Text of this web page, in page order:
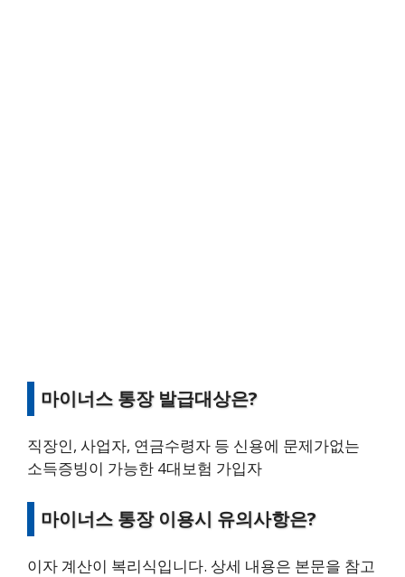
마이너스 통장 발급대상은?
직장인, 사업자, 연금수령자 등 신용에 문제가없는
소득증빙이 가능한 4대보험 가입자
마이너스 통장 이용시 유의사항은?
이자 계산이 복리식입니다. 상세 내용은 본문을 참고